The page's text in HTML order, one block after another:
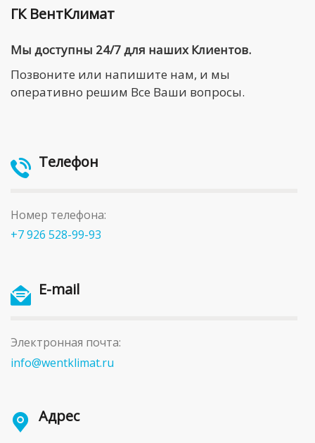
ГК ВентКлимат
Мы доступны 24/7 для наших Клиентов.
Позвоните или напишите нам, и мы
оперативно решим Все Ваши вопросы.
Телефон
Номер телефона:
+7 926 528-99-93
E-mail
Электронная почта:
info@wentklimat.ru
Адрес